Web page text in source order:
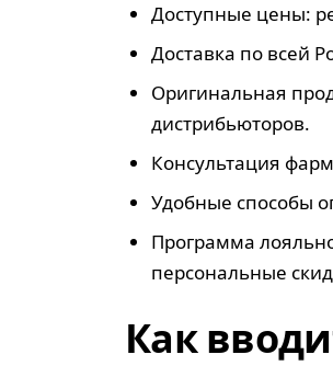
Доступные цены:
Доставка по всей
Оригинальная
дистрибьюторов.
Консультация
Удобные способы
Программа
персональные
Как